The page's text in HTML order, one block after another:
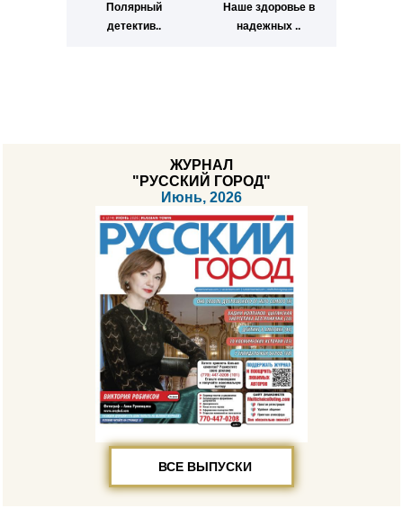
Полярный
детектив..
Наше здоровье в
надежных ..
ЖУРНАЛ
"РУССКИЙ ГОРОД"
Июнь, 2026
ВСЕ ВЫПУСКИ